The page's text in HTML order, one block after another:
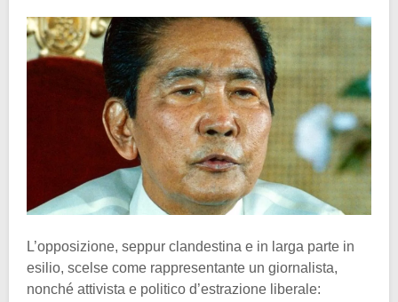
L’opposizione, seppur clandestina e in larga parte in
esilio, scelse come rappresentante un giornalista,
nonché attivista e politico d’estrazione liberale: